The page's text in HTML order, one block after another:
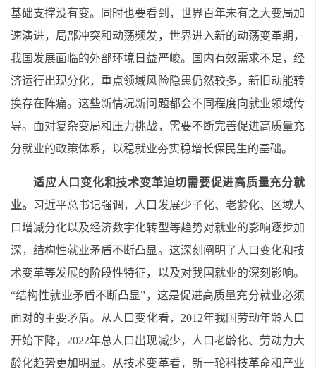
基础支撑没有变。同时也要看到，世界百年未有之大变局加
速演进，局部冲突和动荡频发，世界进入新的动荡变革期，
我国发展面临的外部环境日益严峻。国内有效需求不足，经
济运行出现分化，重点领域风险隐患仍然较多，新旧动能转
换存在阵痛。这些新情况新问题都会不同程度向就业领域传
导。面对复杂变局和压力挑战，需要不断完善促进高质量充
分就业的政策体系，以稳就业夯实稳增长保民生的基础。
适应人口变化和技术变革迫切需要促进高质量充分就
业。 习近平总书记强调，人口发展少子化、老龄化、区域人
口增减分化以及经济数字化转型等趋势对就业的影响逐步加
深，结构性就业矛盾不断凸显。这深刻阐明了人口变化和技
术变革等发展的阶段性特征，以及对我国就业的深刻影响。
“结构性就业矛盾不断凸显”，这是促进高质量充分就业必须
面对的主要矛盾。从人口变化看，2012年我国劳动年龄人口
开始下降，2022年总人口出现减少，人口老龄化、劳动力大
龄化趋势更加明显。从技术变革看，新一轮科技革命和产业